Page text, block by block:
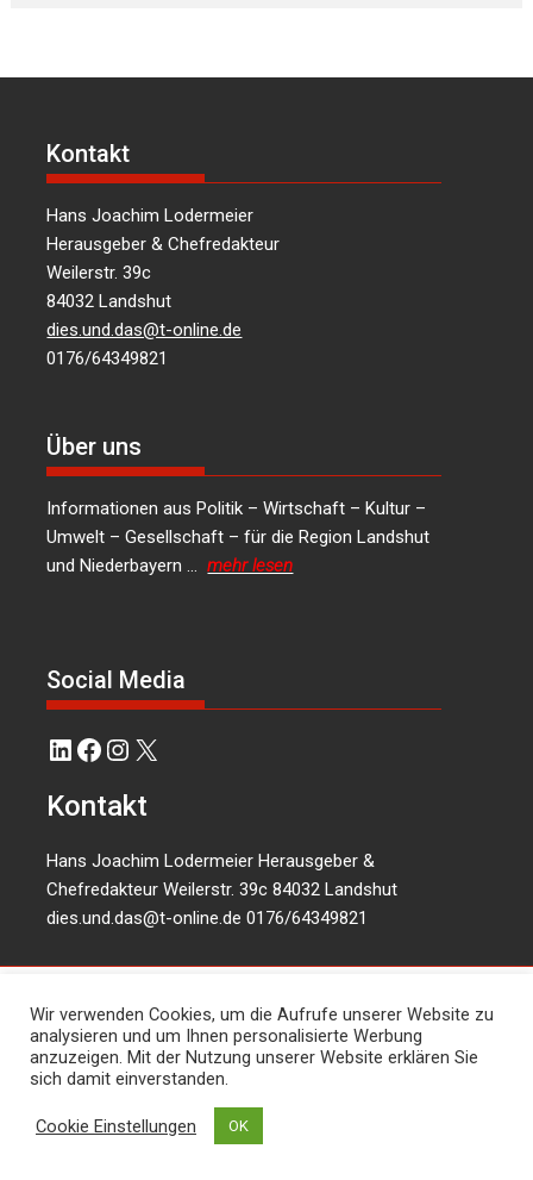
Kontakt
Hans Joachim Lodermeier
Herausgeber & Chefredakteur
Weilerstr. 39c
84032 Landshut
dies.und.das@t-online.de
0176/64349821
Über uns
Informationen aus Politik – Wirtschaft – Kultur –
Umwelt – Gesellschaft – für die Region Landshut
und Niederbayern …mehr lesen
Social Media
LinkedIn
Facebook
Instagram
X
Kontakt
Hans Joachim Lodermeier Herausgeber &
Chefredakteur Weilerstr. 39c 84032 Landshut
dies.und.das@t-online.de 0176/64349821
Wir verwenden Cookies, um die Aufrufe unserer Website zu
analysieren und um Ihnen personalisierte Werbung
anzuzeigen. Mit der Nutzung unserer Website erklären Sie
sich damit einverstanden.
Cookie Einstellungen OK